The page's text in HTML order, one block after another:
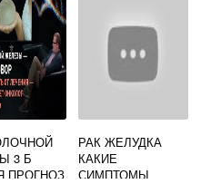
3 Б
ПРОГНОЗ
РАК ЖЕЛУДКА
КАКИЕ
СИМПТОМЫ